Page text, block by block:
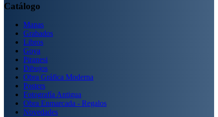
Catálogo
Mapas
Grabados
Libros
Goya
Piranesi
Dibujos
Obra Gráfica Moderna
Posters
Fotografía Antigua
Obra Enmarcada - Regalos
Novedades